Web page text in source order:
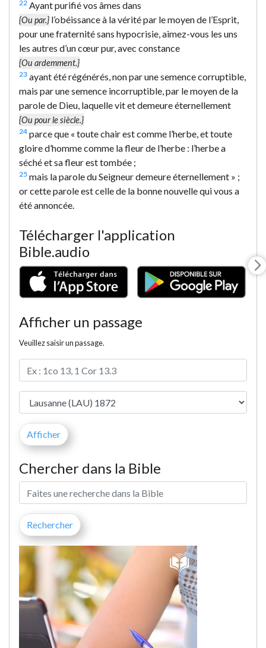
22 Ayant purifié vos âmes dans
{Ou par.} l’obéissance à la vérité par le moyen de l’Esprit,
pour une fraternité sans hypocrisie, aimez-vous les uns
les autres d’un cœur pur, avec constance
{Ou ardemment.}
23 ayant été régénérés, non par une semence corruptible,
mais par une semence incorruptible, par le moyen de la
parole de Dieu, laquelle vit et demeure éternellement
{Ou pour le siècle.}
24 parce que « toute chair est comme l’herbe, et toute
gloire d’homme comme la fleur de l’herbe : l’herbe a
séché et sa fleur est tombée ;
25 mais la parole du Seigneur demeure éternellement » ;
or cette parole est celle de la bonne nouvelle qui vous a
été annoncée.
Télécharger l'application
Bible.audio
Afficher un passage
Veuillez saisir un passage.
Chercher dans la Bible